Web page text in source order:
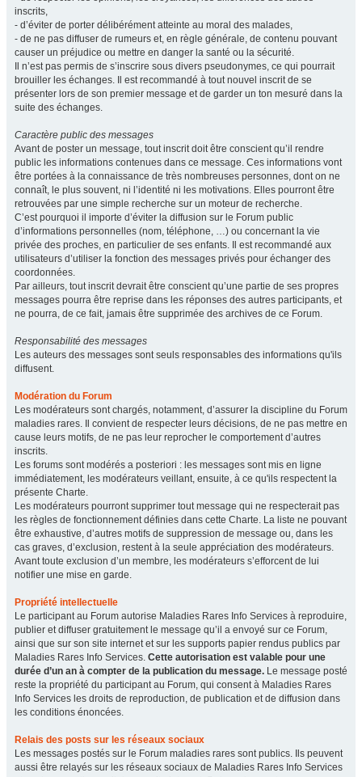
inscrits,
- d’éviter de porter délibérément atteinte au moral des malades,
- de ne pas diffuser de rumeurs et, en règle générale, de contenu pouvant
causer un préjudice ou mettre en danger la santé ou la sécurité.
Il n’est pas permis de s’inscrire sous divers pseudonymes, ce qui pourrait
brouiller les échanges. Il est recommandé à tout nouvel inscrit de se
présenter lors de son premier message et de garder un ton mesuré dans la
suite des échanges.
Caractère public des messages
Avant de poster un message, tout inscrit doit être conscient qu’il rendre
public les informations contenues dans ce message. Ces informations vont
être portées à la connaissance de très nombreuses personnes, dont on ne
connaît, le plus souvent, ni l’identité ni les motivations. Elles pourront être
retrouvées par une simple recherche sur un moteur de recherche.
C’est pourquoi il importe d’éviter la diffusion sur le Forum public
d’informations personnelles (nom, téléphone, …) ou concernant la vie
privée des proches, en particulier de ses enfants. Il est recommandé aux
utilisateurs d’utiliser la fonction des messages privés pour échanger des
coordonnées.
Par ailleurs, tout inscrit devrait être conscient qu’une partie de ses propres
messages pourra être reprise dans les réponses des autres participants, et
ne pourra, de ce fait, jamais être supprimée des archives de ce Forum.
Responsabilité des messages
Les auteurs des messages sont seuls responsables des informations qu'ils
diffusent.
Modération du Forum
Les modérateurs sont chargés, notamment, d’assurer la discipline du Forum
maladies rares. Il convient de respecter leurs décisions, de ne pas mettre en
cause leurs motifs, de ne pas leur reprocher le comportement d’autres
inscrits.
Les forums sont modérés a posteriori : les messages sont mis en ligne
immédiatement, les modérateurs veillant, ensuite, à ce qu'ils respectent la
présente Charte.
Les modérateurs pourront supprimer tout message qui ne respecterait pas
les règles de fonctionnement définies dans cette Charte. La liste ne pouvant
être exhaustive, d’autres motifs de suppression de message ou, dans les
cas graves, d’exclusion, restent à la seule appréciation des modérateurs.
Avant toute exclusion d’un membre, les modérateurs s’efforcent de lui
notifier une mise en garde.
Propriété intellectuelle
Le participant au Forum autorise Maladies Rares Info Services à reproduire,
publier et diffuser gratuitement le message qu’il a envoyé sur ce Forum,
ainsi que sur son site internet et sur les supports papier rendus publics par
Maladies Rares Info Services. Cette autorisation est valable pour une
durée d’un an à compter de la publication du message. Le message posté
reste la propriété du participant au Forum, qui consent à Maladies Rares
Info Services les droits de reproduction, de publication et de diffusion dans
les conditions énoncées.
Relais des posts sur les réseaux sociaux
Les messages postés sur le Forum maladies rares sont publics. Ils peuvent
aussi être relayés sur les réseaux sociaux de Maladies Rares Info Services